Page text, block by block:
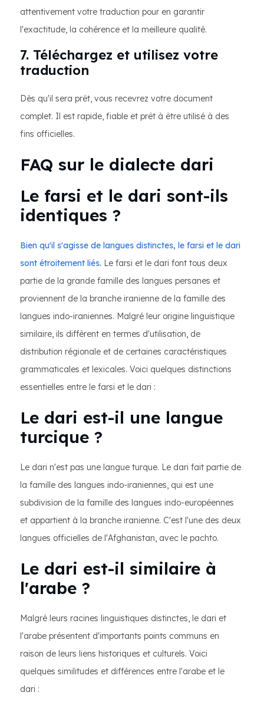
attentivement votre traduction pour en garantir
l'exactitude, la cohérence et la meilleure qualité.
7. Téléchargez et utilisez votre
traduction
Dès qu'il sera prêt, vous recevrez votre document
complet. Il est rapide, fiable et prêt à être utilisé à des
fins officielles.
FAQ sur le dialecte dari
Le farsi et le dari sont-ils
identiques ?
Bien qu'il s'agisse de langues distinctes, le farsi et le dari
sont étroitement liés. Le farsi et le dari font tous deux
partie de la grande famille des langues persanes et
proviennent de la branche iranienne de la famille des
langues indo-iraniennes. Malgré leur origine linguistique
similaire, ils diffèrent en termes d'utilisation, de
distribution régionale et de certaines caractéristiques
grammaticales et lexicales. Voici quelques distinctions
essentielles entre le farsi et le dari :
Le dari est-il une langue
turcique ?
Le dari n'est pas une langue turque. Le dari fait partie de
la famille des langues indo-iraniennes, qui est une
subdivision de la famille des langues indo-européennes
et appartient à la branche iranienne. C'est l'une des deux
langues officielles de l'Afghanistan, avec le pachto.
Le dari est-il similaire à
l'arabe ?
Malgré leurs racines linguistiques distinctes, le dari et
l'arabe présentent d'importants points communs en
raison de leurs liens historiques et culturels. Voici
quelques similitudes et différences entre l'arabe et le
dari :